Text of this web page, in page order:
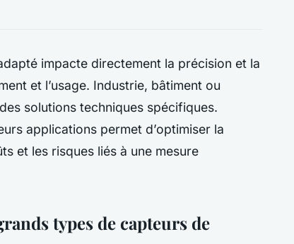
impacte directement la précision et la
et l’usage. Industrie, bâtiment ou
solutions techniques spécifiques.
applications permet d’optimiser la
et les risques liés à une mesure
types de capteurs de